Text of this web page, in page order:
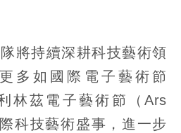
將持續深耕科技藝術領
多如國際電子藝術節
林茲電子藝術節（Ars
科技藝術盛事，進一步